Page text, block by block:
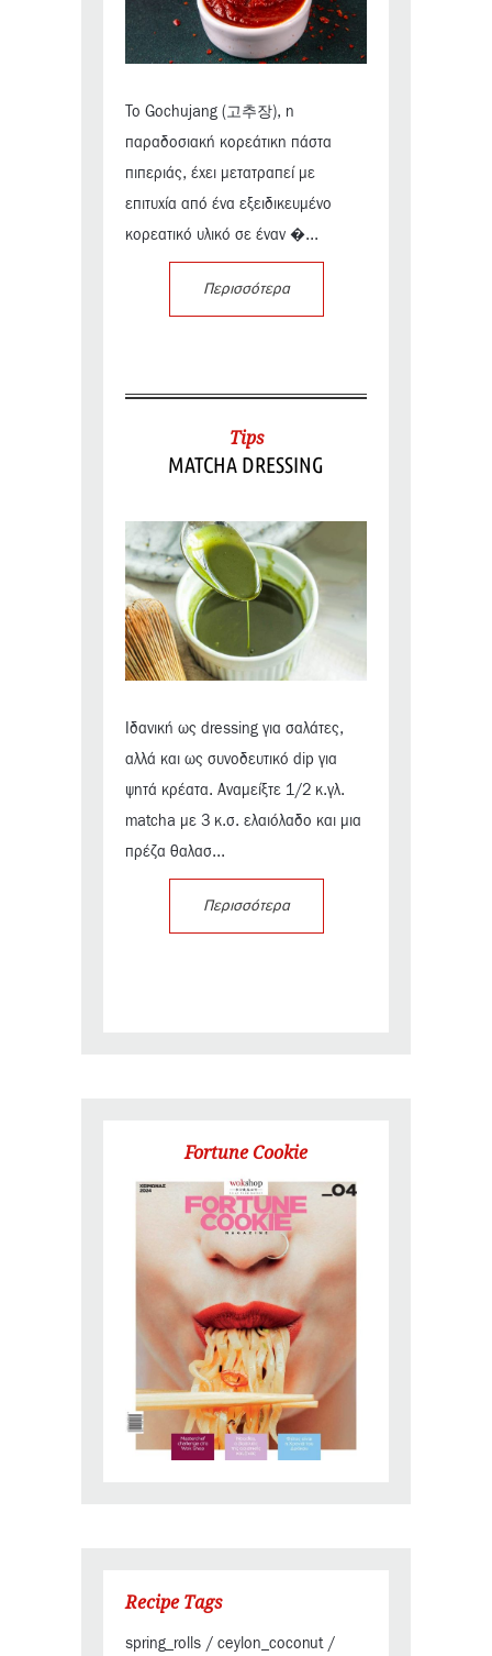
Το Gochujang (고추장), η
παραδοσιακή κορεάτικη πάστα
πιπεριάς, έχει μετατραπεί με
επιτυχία από ένα εξειδικευμένο
κορεατικό υλικό σε έναν �...
Περισσότερα
Tips
MATCHA DRESSING
Ιδανική ως dressing για σαλάτες,
αλλά και ως συνοδευτικό dip για
ψητά κρέατα. Αναμείξτε 1/2 κ.γλ.
matcha με 3 κ.σ. ελαιόλαδο και μια
πρέζα θαλασ...
Περισσότερα
Fortune Cookie
Recipe Tags
spring_rolls / ceylon_coconut /